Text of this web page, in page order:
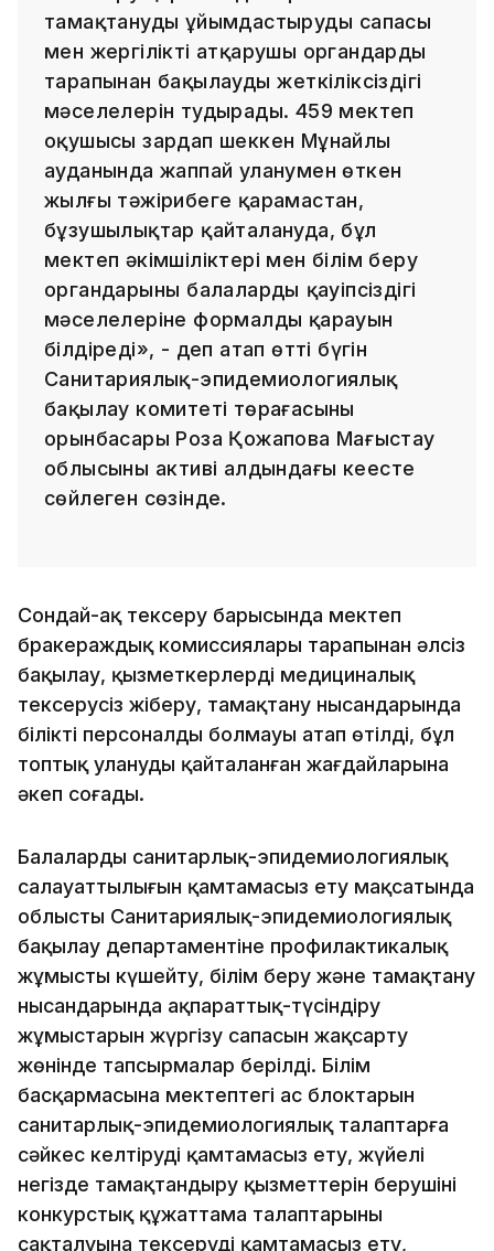
тамақтануды ұйымдастырудың сапасы
мен жергілікті атқарушы органдардың
тарапынан бақылаудың жеткіліксіздігі
мәселелерін тудырады. 459 мектеп
оқушысы зардап шеккен Мұнайлы
ауданында жаппай уланумен өткен
жылғы тәжірибеге қарамастан,
бұзушылықтар қайталануда, бұл
мектеп әкімшіліктері мен білім беру
органдарының балалардың қауіпсіздігі
мәселелеріне формалды қарауын
білдіреді», - деп атап өтті бүгін
Санитариялық-эпидемиологиялық
бақылау комитеті төрағасының
орынбасары Роза Қожапова Маңғыстау
облысының активі алдындағы кеңесте
сөйлеген сөзінде.
Сондай-ақ тексеру барысында мектеп
бракераждық комиссиялары тарапынан әлсіз
бақылау, қызметкерлерді медициналық
тексерусіз жіберу, тамақтану нысандарында
білікті персоналдың болмауы атап өтілді, бұл
топтық уланудың қайталанған жағдайларына
әкеп соғады.
Балалардың санитарлық-эпидемиологиялық
салауаттылығын қамтамасыз ету мақсатында
облыстың Санитариялық-эпидемиологиялық
бақылау департаментіне профилактикалық
жұмысты күшейту, білім беру және тамақтану
нысандарында ақпараттық-түсіндіру
жұмыстарын жүргізу сапасын жақсарту
жөнінде тапсырмалар берілді. Білім
басқармасына мектептегі ас блоктарын
санитарлық-эпидемиологиялық талаптарға
сәйкес келтіруді қамтамасыз ету, жүйелі
негізде тамақтандыру қызметтерін берушіні
конкурстық құжаттама талаптарының
сақталуына тексеруді қамтамасыз ету,